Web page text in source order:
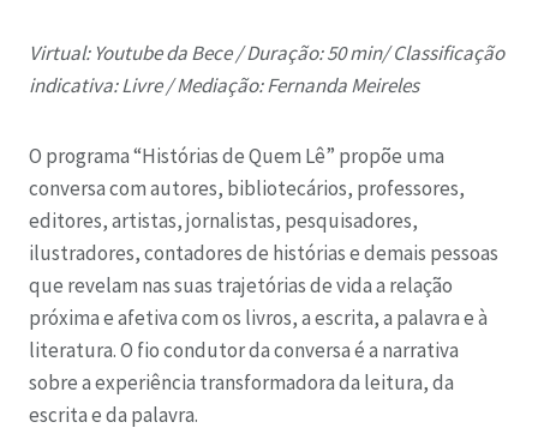
Virtual: Youtube da Bece /Duração: 50 min/Classificação
indicativa: Livre /Mediação: Fernanda Meireles
O programa “Histórias de Quem Lê” propõe uma
conversa com autores, bibliotecários, professores,
editores, artistas, jornalistas, pesquisadores,
ilustradores, contadores de histórias e demais pessoas
que revelam nas suas trajetórias de vida a relação
próxima e afetiva com os livros, a escrita, a palavra e à
literatura. O fio condutor da conversa é a narrativa
sobre a experiência transformadora da leitura, da
escrita e da palavra.